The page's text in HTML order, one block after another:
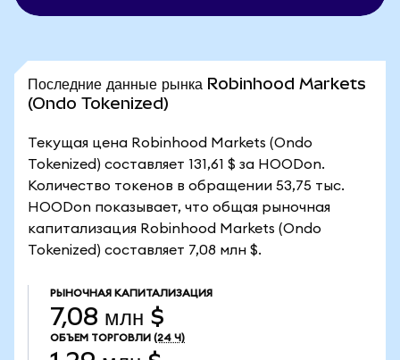
Последние данные рынка Robinhood Markets
(Ondo Tokenized)
Текущая цена Robinhood Markets (Ondo
Tokenized) составляет 131,61 $ за HOODon.
Количество токенов в обращении 53,75 тыс.
HOODon показывает, что общая рыночная
капитализация Robinhood Markets (Ondo
Tokenized) составляет 7,08 млн $.
РЫНОЧНАЯ КАПИТАЛИЗАЦИЯ
7,08 млн $
ОБЪЕМ ТОРГОВЛИ (24 Ч)